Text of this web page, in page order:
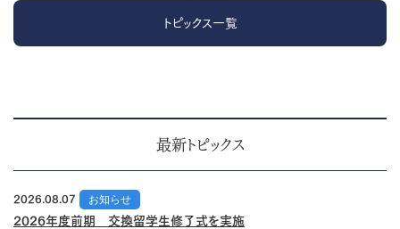
トピックス一覧
最新トピックス
2026.08.07
お知らせ
2026年度前期 交換留学生修了式を実施